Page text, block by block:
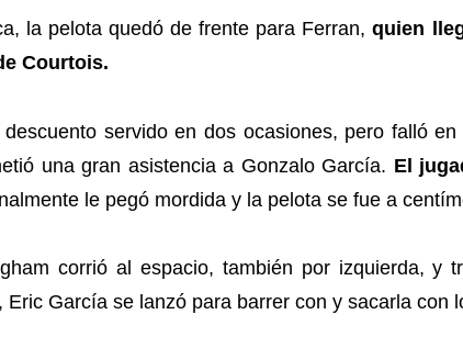
la pelota quedó de frente para Ferran,quien
Courtois.
servido en dos ocasiones, pero falló
una gran asistencia a Gonzalo García. El
le pegó mordida y la pelota se fue a
corrió al espacio, también por izquierda, y
García se lanzó para barrer con y sacarla con